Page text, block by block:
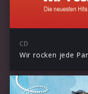
CD
Wir rocken jede